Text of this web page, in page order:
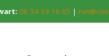
06 54 39 16 05 |